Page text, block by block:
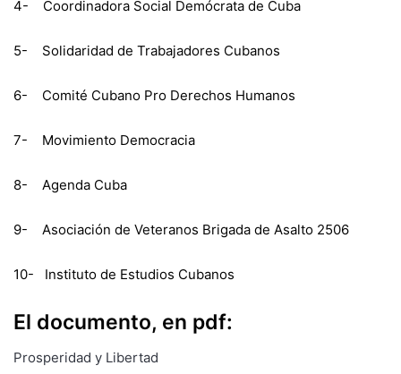
4- Coordinadora Social Demócrata de Cuba
5- Solidaridad de Trabajadores Cubanos
6- Comité Cubano Pro Derechos Humanos
7- Movimiento Democracia
8- Agenda Cuba
9- Asociación de Veteranos Brigada de Asalto 2506
10- Instituto de Estudios Cubanos
El documento, en pdf:
Prosperidad y Libertad